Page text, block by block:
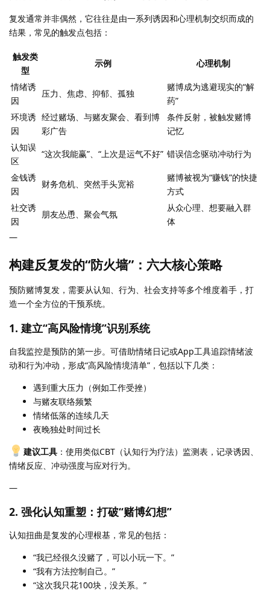
复发通常并非偶然，它往往是由一系列诱因和心理机制交织而成的
结果，常见的触发点包括：
触发类
型
示例 心理机制
情绪诱
因
压力、焦虑、抑郁、孤独
赌博成为逃避现实的“解
药”
环境诱
因
经过赌场、与赌友聚会、看到博
彩广告
条件反射，被触发赌博
记忆
认知误
区
“这次我能赢”、“上次是运气不好” 错误信念驱动冲动行为
金钱诱
因
财务危机、突然手头宽裕
赌博被视为“赚钱”的快捷
方式
社交诱
因
朋友怂恿、聚会气氛
从众心理、想要融入群
体
—
构建反复发的“防火墙”：六大核心策略
预防赌博复发，需要从认知、行为、社会支持等多个维度着手，打
造一个全方位的干预系统。
1. 建立“高风险情境”识别系统
自我监控是预防的第一步。可借助情绪日记或App工具追踪情绪波
动和行为冲动，形成“高风险情境清单”，包括以下几类：
遇到重大压力（例如工作受挫）
与赌友联络频繁
情绪低落的连续几天
夜晚独处时间过长
建议工具：使用类似CBT（认知行为疗法）监测表，记录诱因、
情绪反应、冲动强度与应对行为。
—
2. 强化认知重塑：打破“赌博幻想”
认知扭曲是复发的心理根基，常见的包括：
“我已经很久没赌了，可以小玩一下。”
“我有方法控制自己。”
“这次我只花100块，没关系。”